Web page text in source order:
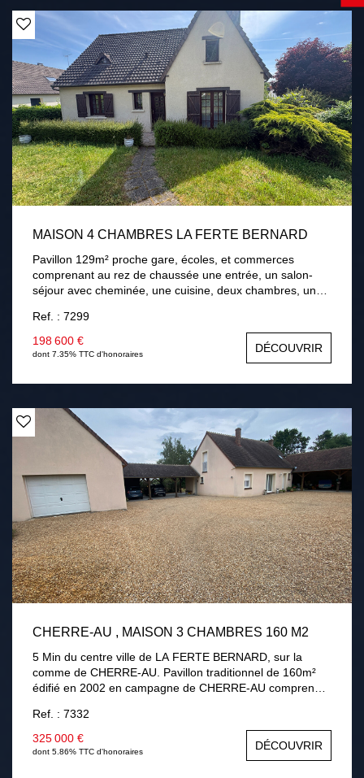
MAISON 4 CHAMBRES LA FERTE BERNARD
Pavillon 129m² proche gare, écoles, et commerces
comprenant au rez de chaussée une entrée, un salon-
séjour avec cheminée, une cuisine, deux chambres, une
d'eau avec wc, une salle de jeux. Sous-sol total. Terrain
de 768m² avec terrasse . Chauffage gaz de ville,
menuiseries bois double vitrage, assainissement collectif.
Ref. : 7299
198 600 €
dont 7.35% TTC d'honoraires DÉCOUVRIR
CHERRE-AU , MAISON 3 CHAMBRES 160 M2
5 Min du centre ville de LA FERTE BERNARD, sur la
comme de CHERRE-AU. Pavillon traditionnel de 160m²
édifié en 2002 en campagne de CHERRE-AU comprenant
cheminée insert, une cuisine aménagée équipée,
véranda, une chambre, une salle de bains avec douche,
un cellier, une chaufferie. A l'étage : palier desservant
deux chambres dont une 32m² pouvant être divisé, salle
Ref. : 7332
325 000 €
dont 5.86% TTC d'honoraires DÉCOUVRIR